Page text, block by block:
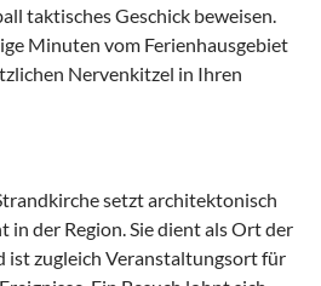
taktisches Geschick beweisen.
Minuten vom Ferienhausgebiet
Nervenkitzel in Ihren
setzt architektonisch
in der Region. Sie dient als Ort der
ist zugleich Veranstaltungsort für